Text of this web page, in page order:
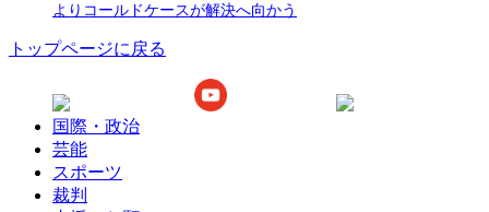
よりコールドケースが解決へ向かう
トップページに戻る
国際・政治
芸能
スポーツ
裁判